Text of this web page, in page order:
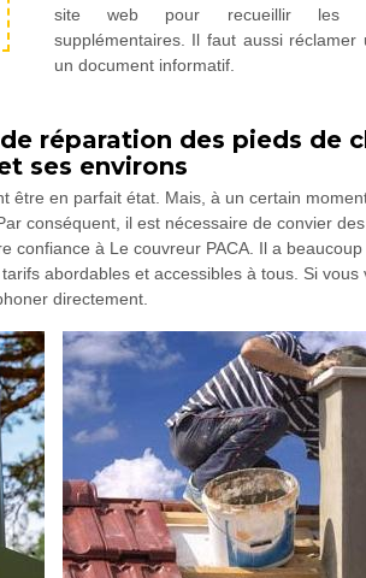
site web pour recueillir les
supplémentaires. Il faut aussi réclamer
un document informatif.
réparation des pieds de
ses environs
être en parfait état. Mais, à un certain
conséquent, il est nécessaire de convier
confiance à Le couvreur PACA. Il a
abordables et accessibles à tous. Si vous
directement.